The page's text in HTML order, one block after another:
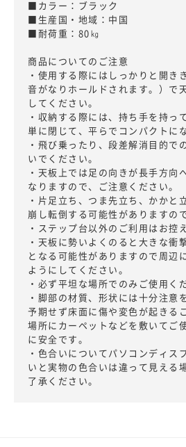
■カラー：ブラック
■生産国・地域：中国
■耐荷重：80㎏
商品についてのご注意
・使用する際にはしっかりと開き
音がなりホールドされます。）で
してください。
・収納する際には、持ち手を持っ
単に閉じて、平らでコンパクトに
・飛び乗ったり、段差解消目的で
いでください。
・天板上では足の向きが長手方向
なりますので、ご注意ください。
・片足立ち、つま先立ち、かかと
崩し転倒する可能性がありますの
・ステップ台以外のご利用はお控
・天板に勢いよくのると大きな衝
となる可能性がありますので周辺
ようにしてください。
・必ず平坦な場所でのみご使用く
・脚部の材質、形状には十分注意
予期せず床面に傷や変色が起きる
場所にカーペットなどを敷いてご
に安全です。
・色合いについてパソコンディス
いと実物の色合いは違って見える
了承ください。